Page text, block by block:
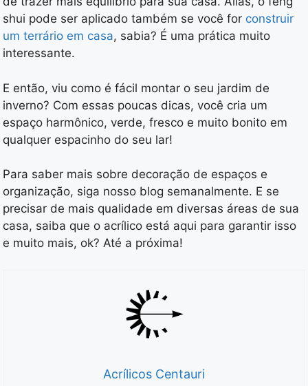
shui pode ser aplicado também se você for construir
um terrário em casa, sabia? É uma prática muito
interessante.
E então, viu como é fácil montar o seu jardim de
inverno? Com essas poucas dicas, você cria um
espaço harmônico, verde, fresco e muito bonito em
qualquer espacinho do seu lar!
Para saber mais sobre decoração de espaços e
organização, siga nosso blog semanalmente. E se
precisar de mais qualidade em diversas áreas de sua
casa, saiba que o acrílico está aqui para garantir isso
e muito mais, ok? Até a próxima!
Acrílicos Centauri